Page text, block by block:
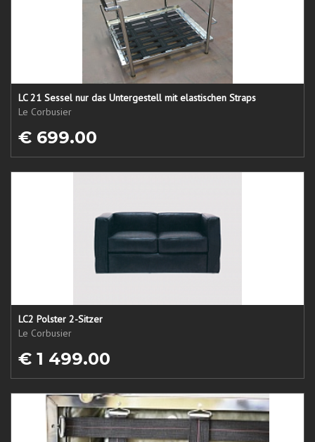
LC 21 Sessel nur das Untergestell mit elastischen Straps
Le Corbusier
€ 699.00
LC2 Polster 2-Sitzer
Le Corbusier
€ 1 499.00